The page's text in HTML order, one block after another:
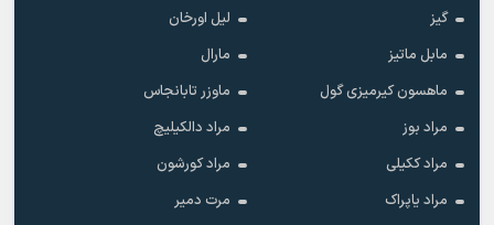
گیز
لیل اورخان
مابل ماتیز
مارال
ماهسون کیرمیزی گول
ماوزر تابانجاس
مراد بوز
مراد دالکیلیچ
مراد ککیلی
مراد کورشون
مراد یاپراک
مرت دمیر